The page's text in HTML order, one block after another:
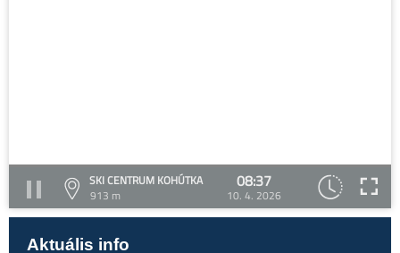
SKI CENTRUM KOHÚTKA
913 m
08:37
10. 4. 2026
Aktuális info